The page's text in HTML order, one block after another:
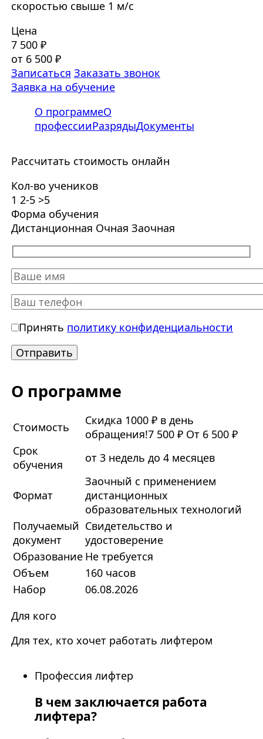
скоростью свыше 1 м/с
Цена
7 500 ₽
от 6 500 ₽
Записаться Заказать звонок
Заявка на обучение
О программеО
профессииРазрядыДокументы
Рассчитать стоимость онлайн
Кол-во учеников
1 2-5 >5
Форма обучения
Дистанционная Очная Заочная
Принять политику конфиденциальности
О программе
Стоимость
Скидка 1000 ₽ в день
обращения!7 500 ₽ От 6 500 ₽
Срок
обучения
от 3 недель до 4 месяцев
Формат
Заочный с применением
дистанционных
образовательных технологий
Получаемый
документ
Свидетельство и
удостоверение
Образование Не требуется
Объем
160 часов
Набор
06.08.2026
Для кого
Для тех, кто хочет работать лифтером
Профессия лифтер
В чем заключается работа
лифтера?